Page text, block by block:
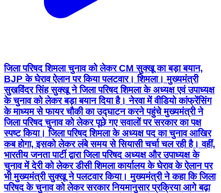
जिला परिषद शिमला चुनाव को लेकर CM सुक्खू का बड़ा बयान,
BJP के घेराव ऐलान पर किया पलटवार। शिमला। मुख्यमंत्री
सुखविंदर सिंह सुक्खू ने जिला परिषद शिमला के अध्यक्ष एवं उपाध्यक्ष
के चुनाव को लेकर बड़ा बयान दिया है। नेरवा में वीडियो कांफ्रेंसिंग
के माध्यम से फायर चौकी का उद्घाटन करने पहुंचे मुख्यमंत्री ने
जिला परिषद चुनाव को लेकर पूछे गए सवालों पर सरकार का पक्ष
स्पष्ट किया। जिला परिषद शिमला के अध्यक्ष पद का चुनाव आखिर
कब होगा, इसको लेकर लंबे समय से सियासी चर्चा चल रही है। वहीं,
भारतीय जनता पार्टी द्वारा जिला परिषद अध्यक्ष और उपाध्यक्ष के
चुनाव में देरी को लेकर डीसी शिमला कार्यालय के घेराव के ऐलान पर
भी मुख्यमंत्री सुक्खू ने पलटवार किया। मुख्यमंत्री ने कहा कि जिला
परिषद के चुनाव को लेकर सरकार नियमानुसार प्रक्रिया आगे बढ़ा